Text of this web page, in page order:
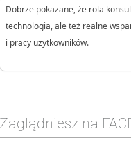
Dobrze pokazane, że rola
technologia, ale też realne
i pracy użytkowników.
Zaglądniesz na